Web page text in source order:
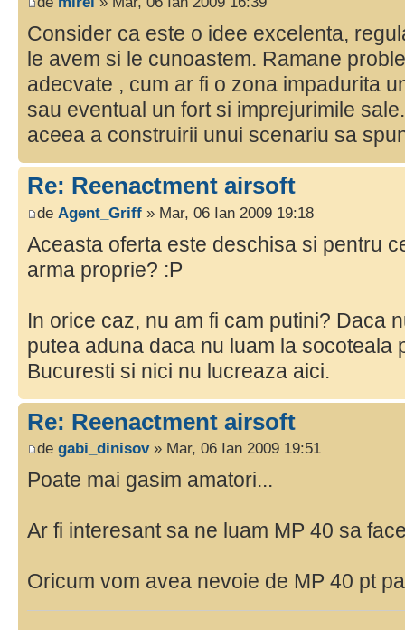
Consider ca este o idee excelenta,
le avem si le cunoastem. Ramane
adecvate , cum ar fi o zona impadurita
sau eventual un fort si imprejurimile
aceea a construirii unui scenariu sa
Re: Reenactment airsoft
de Agent_Griff » Mar, 06 Ian 2009 19:18
Aceasta oferta este deschisa si pentru
arma proprie? :P
In orice caz, nu am fi cam putini? Daca
putea aduna daca nu luam la socoteala
Bucuresti si nici nu lucreaza aici.
Re: Reenactment airsoft
de gabi_dinisov» Mar, 06 Ian 2009 19:51
Poate mai gasim amatori...
Ar fi interesant sa ne luam MP 40 sa
Oricum vom avea nevoie de MP 40 pt